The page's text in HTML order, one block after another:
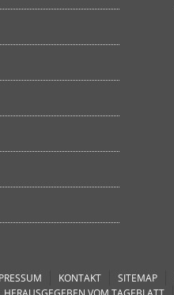
KONTAKT SITEMAP